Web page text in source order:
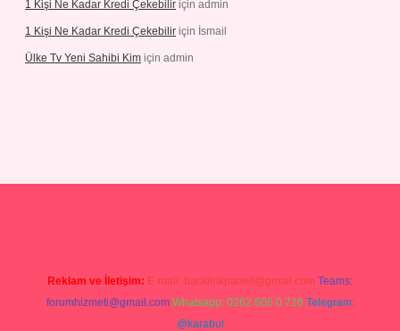
1 Kişi Ne Kadar Kredi Çekebilir için admin
1 Kişi Ne Kadar Kredi Çekebilir için İsmail
Ülke Tv Yeni Sahibi Kim için admin
Reklam ve İletişim: E-mail: backlinkpaneli@gmail.com Teams:
forumhizmeti@gmail.com Whatsapp: 0262 606 0 726 Telegram:
@karabul